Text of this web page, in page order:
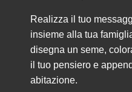
Realizza il tuo
insieme alla tua
disegna un seme,
il tuo pensiero e
abitazione.